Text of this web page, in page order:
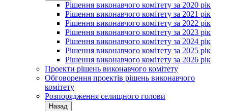
Рішення виконавчого комітету за 2020 рік
Рішення виконавчого комітету за 2021 рік
Рішення виконавчого комітету за 2022 рік
Рішення виконавчого комітету за 2023 рік
Рішення виконавчого комітету за 2024 рік
Рішення виконавчого комітету за 2025 рік
Рішення виконавчого комітету за 2026 рік
Проекти рішень виконавчого комітету
Обговорення проектів рішень виконавчого
комітету
Розпорядження селищного голови
Назад